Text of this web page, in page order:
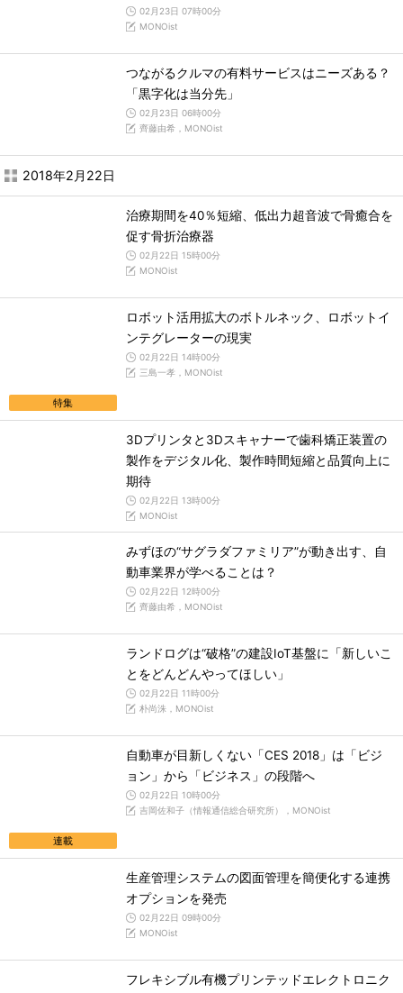
02月23日 07時00分
MONOist
つながるクルマの有料サービスはニーズある？
「黒字化は当分先」
02月23日 06時00分
齊藤由希，MONOist
2018年2月22日
治療期間を40％短縮、低出力超音波で骨癒合を
促す骨折治療器
02月22日 15時00分
MONOist
特集
ロボット活用拡大のボトルネック、ロボットイ
ンテグレーターの現実
02月22日 14時00分
三島一孝，MONOist
3Dプリンタと3Dスキャナーで歯科矯正装置の
製作をデジタル化、製作時間短縮と品質向上に
期待
02月22日 13時00分
MONOist
みずほの“サグラダファミリア”が動き出す、自
動車業界が学べることは？
02月22日 12時00分
齊藤由希，MONOist
ランドログは“破格”の建設IoT基盤に「新しいこ
とをどんどんやってほしい」
02月22日 11時00分
朴尚洙，MONOist
連載
自動車が目新しくない「CES 2018」は「ビジ
ョン」から「ビジネス」の段階へ
02月22日 10時00分
吉岡佐和子（情報通信総合研究所），MONOist
生産管理システムの図面管理を簡便化する連携
オプションを発売
02月22日 09時00分
MONOist
フレキシブル有機プリンテッドエレクトロニク